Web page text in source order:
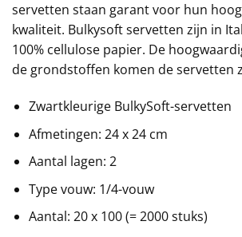
servetten staan garant voor hun
kwaliteit. Bulkysoft servetten zijn in
100% cellulose papier. De
de grondstoffen komen de servetten
Zwartkleurige BulkySoft-servetten
Afmetingen: 24 x 24 cm
Aantal lagen: 2
Type vouw: 1/4-vouw
Aantal: 20 x 100 (= 2000 stuks)